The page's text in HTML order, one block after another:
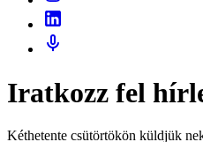
Iratkozz fel
Kéthetente csütörtökön küldjük